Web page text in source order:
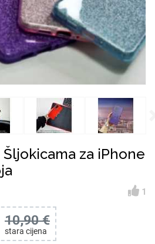
Šljokicama za iPhone
1
10,90 €
stara cijena
Šaljivi motivi
Najprodavanije - TOP
Unicorn kolekcija
Samsung
Punjači za mobitel
Univerzalno kaljeno
staklo
Sony
Držači za ruku
HDMI kabel
Adapteri za mobitel
HI-FI linije